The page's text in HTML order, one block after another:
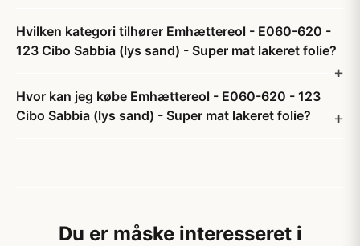
Hvilken kategori tilhører Emhættereol - E060-620 -
123 Cibo Sabbia (lys sand) - Super mat lakeret folie?
Hvor kan jeg købe Emhættereol - E060-620 - 123
Cibo Sabbia (lys sand) - Super mat lakeret folie?
Du er måske interesseret i